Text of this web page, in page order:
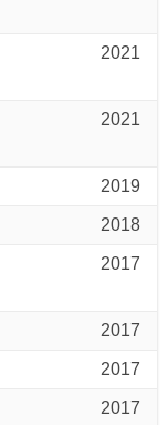
2021
2021
2019
2018
2017
2017
2017
2017